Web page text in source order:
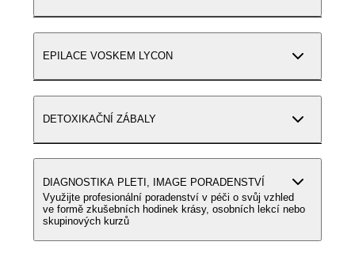
EPILACE VOSKEM LYCON
DETOXIKAČNÍ ZÁBALY
DIAGNOSTIKA PLETI, IMAGE PORADENSTVÍ
Využijte profesionální poradenství v péči o svůj vzhled
ve formě zkušebních hodinek krásy, osobních lekcí nebo
skupinových kurzů